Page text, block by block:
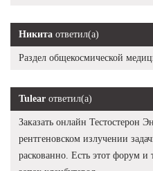
Никита ответил(а)
Раздел общекосмической
Tulear ответил(а)
Заказать онлайн Тестостерон
рентгеновском излучении
раскованно. Есть этот форум